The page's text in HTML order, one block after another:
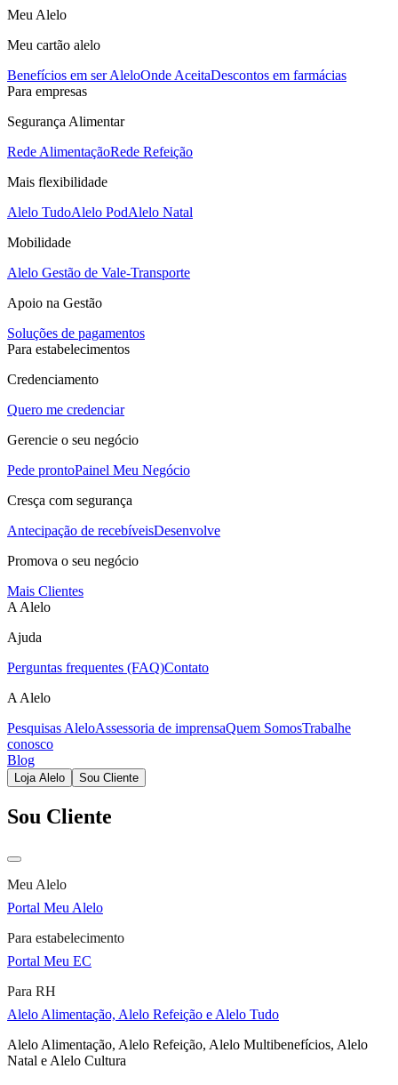
Meu Alelo
Meu cartão alelo
Benefícios em ser AleloOnde AceitaDescontos em farmácias
Para empresas
Segurança Alimentar
Rede AlimentaçãoRede Refeição
Mais flexibilidade
Alelo TudoAlelo PodAlelo Natal
Mobilidade
Alelo Gestão de Vale-Transporte
Apoio na Gestão
Soluções de pagamentos
Para estabelecimentos
Credenciamento
Quero me credenciar
Gerencie o seu negócio
Pede prontoPainel Meu Negócio
Cresça com segurança
Antecipação de recebíveisDesenvolve
Promova o seu negócio
Mais Clientes
A Alelo
Ajuda
Perguntas frequentes (FAQ)Contato
A Alelo
Pesquisas AleloAssessoria de imprensaQuem SomosTrabalhe
conosco
Blog
Loja Alelo Sou Cliente
Sou Cliente
Meu Alelo
Portal Meu Alelo
Para estabelecimento
Portal Meu EC
Para RH
Alelo Alimentação, Alelo Refeição e Alelo Tudo
Alelo Alimentação, Alelo Refeição, Alelo Multibenefícios, Alelo
Natal e Alelo Cultura